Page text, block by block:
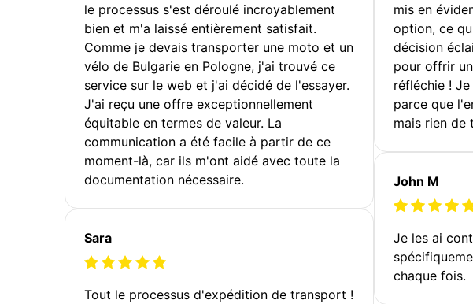
le processus s'est déroulé incroyablement
bien et m'a laissé entièrement satisfait.
Comme je devais transporter une moto et un
vélo de Bulgarie en Pologne, j'ai trouvé ce
service sur le web et j'ai décidé de l'essayer.
J'ai reçu une offre exceptionnellement
équitable en termes de valeur. La
communication a été facile à partir de ce
moment-là, car ils m'ont aidé avec toute la
documentation nécessaire.
Sara
Tout le processus d'expédition de transport !
mis en
option, ce
décision
pour offrir
réfléchie !
parce que
mais rien de
John M
Je les ai
chaque fois.